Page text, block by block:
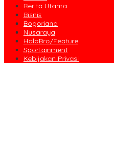
Berita Utama
Bisnis
Bogoriana
Nusaraya
HaloBro/Feature
Sportainment
Kebijakan Privasi